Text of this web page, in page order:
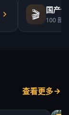
🎬 国产
100部 ·
查看更多